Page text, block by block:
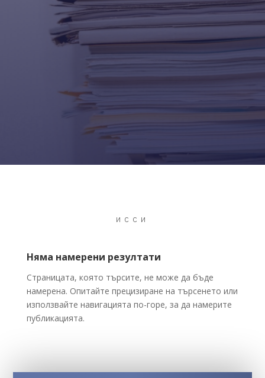
ИССИ
Няма намерени резултати
Страницата, която търсите, не може да бъде
намерена. Опитайте прецизиране на търсенето или
използвайте навигацията по-горе, за да намерите
публикацията.